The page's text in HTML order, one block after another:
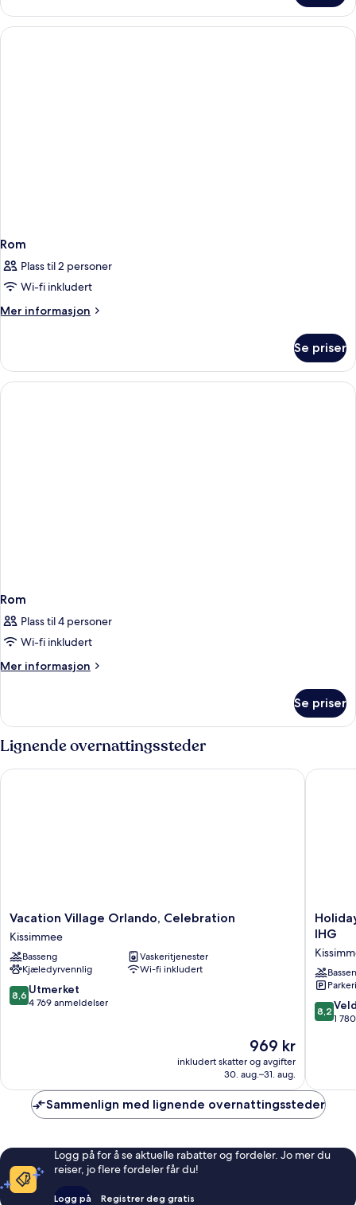
Rom
Plass til 2 personer
Wi-fi inkludert
Mer informasjon
Mer
Se priser
Rom
Plass til 4 personer
Wi-fi inkludert
Mer informasjon
Mer
Se priser
Lignende overnattingssteder
Vacation
Village
Orlando,
Celebration
Kissimmee
Vacation Village Orlando, Celebration
Kissimmee
Basseng
Vaskeritjenester
Kjæledyrvennlig
Wi-fi inkludert
8.6
av
8,6 Utmerket
4 769 anmeldelser
Prisen
969 kr
969 kr
inkludert skatter og avgifter
30. aug.–31. aug.
Vacation Village Orlando, Celebration
Holiday
Inn
by
the
Parks
by
IHG
8.2
av
8,2
1
Holiday
Sammenlign med lignende overnattingssteder
Logg på for å se aktuelle rabatter og fordeler. Jo mer du
reiser, jo flere fordeler får du!
Logg på Registrer deg gratis